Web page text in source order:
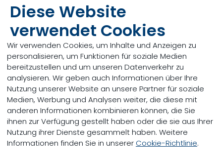
Diese Website
verwendet Cookies
Wir verwenden Cookies, um Inhalte und Anzeigen zu
personalisieren, um Funktionen für soziale Medien
bereitzustellen und um unseren Datenverkehr zu
analysieren. Wir geben auch Informationen über Ihre
Nutzung unserer Website an unsere Partner für soziale
Medien, Werbung und Analysen weiter, die diese mit
anderen Informationen kombinieren können, die Sie
ihnen zur Verfügung gestellt haben oder die sie aus Ihrer
Nutzung ihrer Dienste gesammelt haben. Weitere
Informationen finden Sie in unserer Cookie-Richtlinie.
Gesundheitliche Herausforderungen bei
Mastkälbern
Optimierung der Mineralstoffe